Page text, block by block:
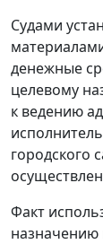
Судами
денежные
целевому
к ведению
городского
Факт
назначению